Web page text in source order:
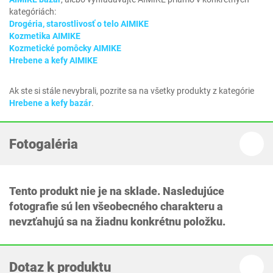
kategóriách:
Drogéria, starostlivosť o telo AIMIKE
Kozmetika AIMIKE
Kozmetické pomôcky AIMIKE
Hrebene a kefy AIMIKE
Ak ste si stále nevybrali, pozrite sa na všetky produkty z kategórie
Hrebene a kefy bazár.
Fotogaléria
Tento produkt nie je na sklade. Nasledujúce
fotografie sú len všeobecného charakteru a
nevzťahujú sa na žiadnu konkrétnu položku.
Dotaz k produktu